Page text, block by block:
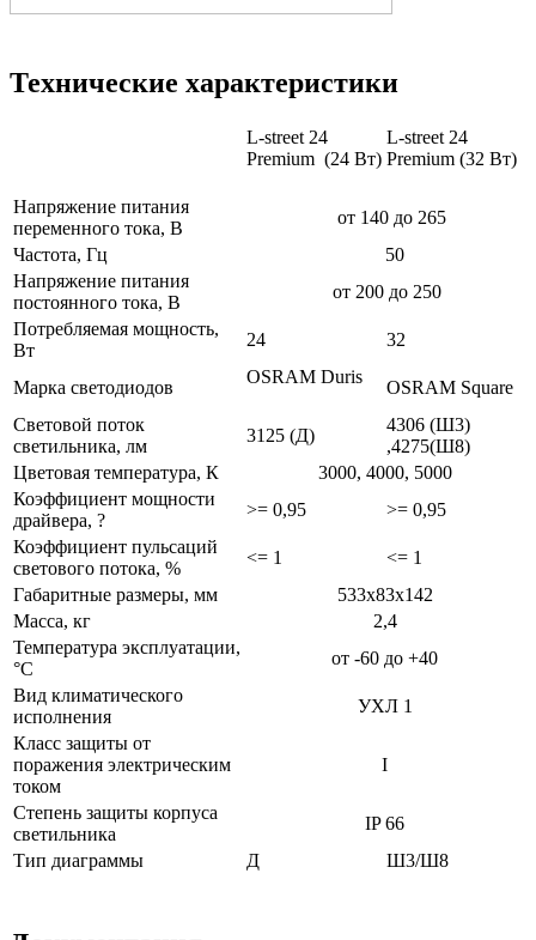
Технические характеристики
L-street 24
Premium (24 Вт)
L-street 24
Premium (32 Вт)
Напряжение питания
переменного тока, В
от 140 до 265
Частота, Гц
50
Напряжение питания
постоянного тока, В
от 200 до 250
Потребляемая мощность,
Вт
24 32
Марка светодиодов
OSRAM Duris
OSRAM Square
Световой поток
светильника, лм
3125 (Д)
4306 (Ш3)
,4275(Ш8)
Цветовая температура, К
3000, 4000, 5000
Коэффициент мощности
драйвера, ?
>= 0,95
>= 0,95
Коэффициент пульсаций
светового потока, %
<= 1
<= 1
Габаритные размеры, мм
533x83x142
Масса, кг
2,4
Температура эксплуатации,
°С
от -60 до +40
Вид климатического
исполнения
УХЛ 1
Класс защиты от
поражения электрическим
током
I
Степень защиты корпуса
светильника
IP 66
Тип диаграммы
Д Ш3/Ш8